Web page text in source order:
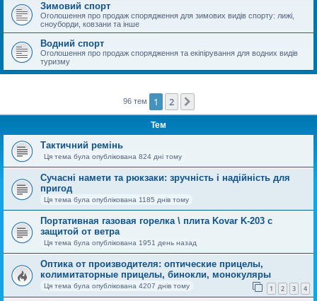
Зимовий спорт
Оголошення про продаж спорядження для зимових видів спорту: лижі,
сноуборди, ковзани та інше
Водний спорт
Оголошення про продаж спорядження та екіпірування для водних видів
туризму
96 тем 1 2
Тем
Тактичний ремінь
Ця тема була опублікована 824 дні тому
Сучасні намети та рюкзаки: зручність і надійність для
пригод
Ця тема була опублікована 1185 днів тому
Портативная газовая горелка \ плита Kovar K-203 с
защитой от ветра
Ця тема була опублікована 1951 день назад
Оптика от производителя: оптические прицелы,
колимитаторные прицелы, бинокли, монокуляры
1 2 3 4
Ця тема була опублікована 4207 днів тому